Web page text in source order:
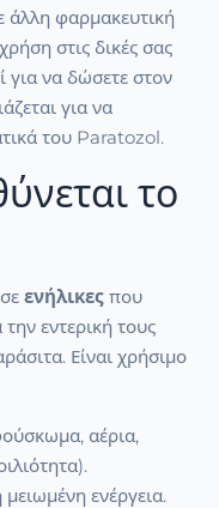
άλλη φαρμακευτική
στις δικές σας
για να δώσετε στον
για να
του Paratozol.
το
ενήλικες που
εντερική τους
Είναι χρήσιμο
αέρια,
ενέργεια.